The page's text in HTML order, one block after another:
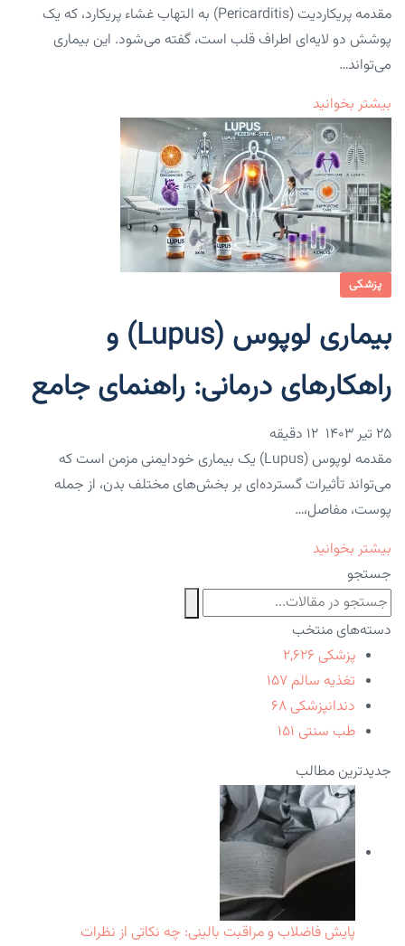
مقدمه پریکاردیت (Pericarditis) به التهاب غشاء پریکارد، که یک
پوشش دو لایه‌ای اطراف قلب است، گفته می‌شود. این بیماری
می‌تواند…
بیشتر بخوانید
پزشکی
بیماری لوپوس (Lupus) و
راهکارهای درمانی: راهنمای جامع
۲۵ تیر ۱۴۰۳
مقدمه لوپوس (Lupus) یک بیماری خودایمنی مزمن است که
می‌تواند تأثیرات گسترده‌ای بر بخش‌های مختلف بدن، از جمله
پوست، مفاصل،…
بیشتر بخوانید
جستجو
دسته‌های منتخب
پزشکی ۲,۶۲۶
تغذیه سالم ۱۵۷
دندانپزشکی ۶۸
طب سنتی ۱۵۱
جدیدترین مطالب
پایش فاضلاب و مراقبت بالینی: چه نکاتی از نظرات